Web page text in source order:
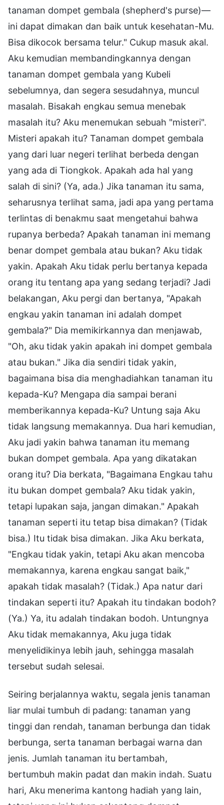
tanaman dompet gembala (shepherd's purse)—
ini dapat dimakan dan baik untuk kesehatan-Mu.
Bisa dikocok bersama telur." Cukup masuk akal.
Aku kemudian membandingkannya dengan
tanaman dompet gembala yang Kubeli
sebelumnya, dan segera sesudahnya, muncul
masalah. Bisakah engkau semua menebak
masalah itu? Aku menemukan sebuah "misteri".
Misteri apakah itu? Tanaman dompet gembala
yang dari luar negeri terlihat berbeda dengan
yang ada di Tiongkok. Apakah ada hal yang
salah di sini? (Ya, ada.) Jika tanaman itu sama,
seharusnya terlihat sama, jadi apa yang pertama
terlintas di benakmu saat mengetahui bahwa
rupanya berbeda? Apakah tanaman ini memang
benar dompet gembala atau bukan? Aku tidak
yakin. Apakah Aku tidak perlu bertanya kepada
orang itu tentang apa yang sedang terjadi? Jadi
belakangan, Aku pergi dan bertanya, "Apakah
engkau yakin tanaman ini adalah dompet
gembala?" Dia memikirkannya dan menjawab,
"Oh, aku tidak yakin apakah ini dompet gembala
atau bukan." Jika dia sendiri tidak yakin,
bagaimana bisa dia menghadiahkan tanaman itu
kepada-Ku? Mengapa dia sampai berani
memberikannya kepada-Ku? Untung saja Aku
tidak langsung memakannya. Dua hari kemudian,
Aku jadi yakin bahwa tanaman itu memang
bukan dompet gembala. Apa yang dikatakan
orang itu? Dia berkata, "Bagaimana Engkau tahu
itu bukan dompet gembala? Aku tidak yakin,
tetapi lupakan saja, jangan dimakan." Apakah
tanaman seperti itu tetap bisa dimakan? (Tidak
bisa.) Itu tidak bisa dimakan. Jika Aku berkata,
"Engkau tidak yakin, tetapi Aku akan mencoba
memakannya, karena engkau sangat baik,"
apakah tidak masalah? (Tidak.) Apa natur dari
tindakan seperti itu? Apakah itu tindakan bodoh?
(Ya.) Ya, itu adalah tindakan bodoh. Untungnya
Aku tidak memakannya, Aku juga tidak
menyelidikinya lebih jauh, sehingga masalah
tersebut sudah selesai.
Seiring berjalannya waktu, segala jenis tanaman
liar mulai tumbuh di padang: tanaman yang
tinggi dan rendah, tanaman berbunga dan tidak
berbunga, serta tanaman berbagai warna dan
jenis. Jumlah tanaman itu bertambah,
bertumbuh makin padat dan makin indah. Suatu
hari, Aku menerima kantong hadiah yang lain,